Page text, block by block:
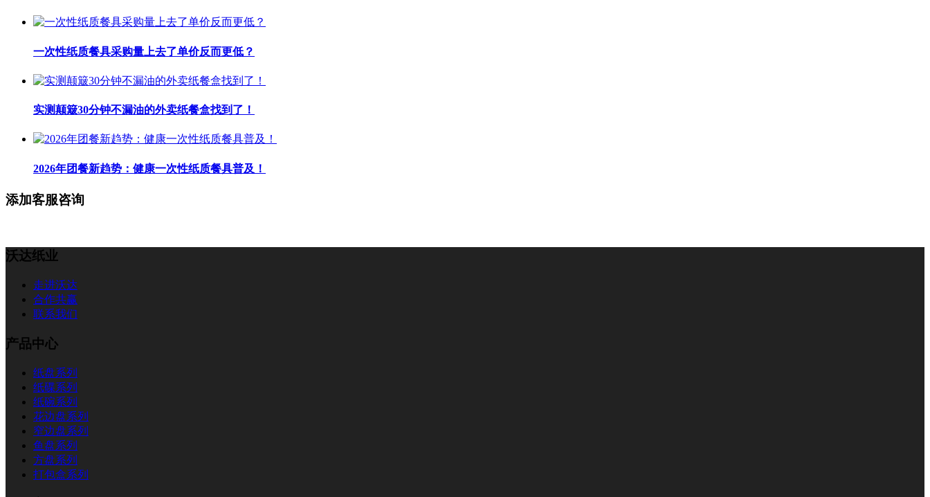
一次性纸质餐具采购量上去了单价反而更低？
实测颠簸30分钟不漏油的外卖纸餐盒找到了！
2026年团餐新趋势：健康一次性纸质餐具普及！
添加客服咨询
沃达纸业
走进沃达
合作共赢
联系我们
产品中心
纸盘系列
纸碟系列
纸碗系列
花边盘系列
窄边盘系列
鱼盘系列
方盘系列
打包盒系列